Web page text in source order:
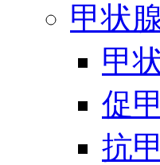
甲状
甲
促
抗